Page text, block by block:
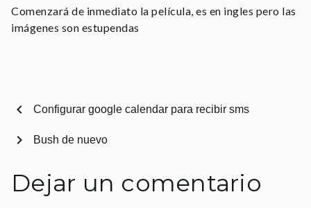
Comenzará de inmediato la película, es en ingles pero las
imágenes son estupendas
chevron_left Configurar google calendar para recibir sms
Bush de nuevo
chevron_right
Dejar un comentario